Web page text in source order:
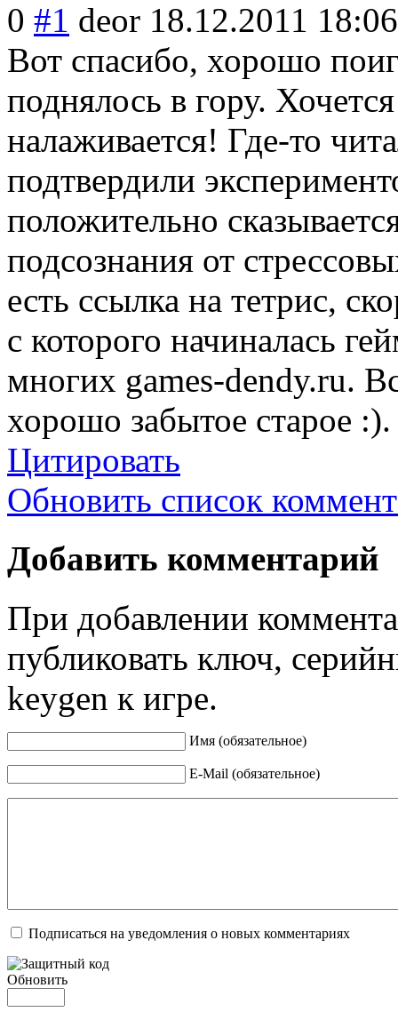
0 #1 deor 18.12.2011 18:06
Вот спасибо, хорошо
поднялось в гору.
налаживается! Где-то
подтвердили
положительно
подсознания от
есть ссылка на тетрис,
с которого начиналась
многих games-dendy.ru.
хорошо забытое старое :).
Цитировать
Обновить список
Добавить комментарий
При добавлении
публиковать ключ,
keygen к игре.
Имя (обязательное)
E-Mail (обязательное)
Подписаться на уведомления о новых комментариях
Обновить